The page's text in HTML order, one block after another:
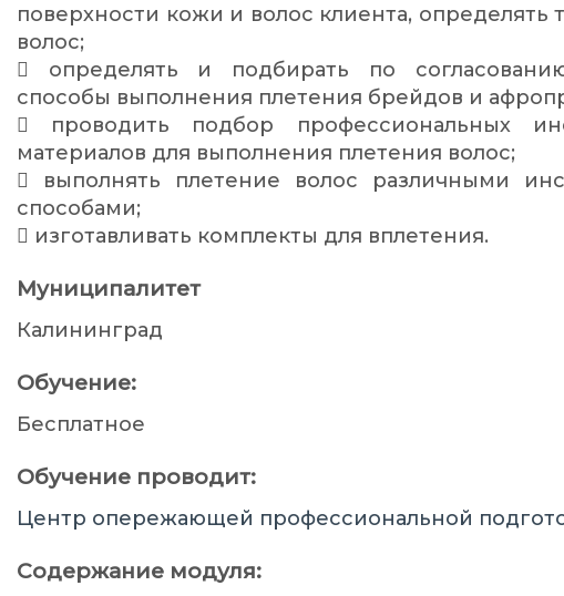
поверхности кожи и волос клиента, определять
волос;
 определять и подбирать по
способы выполнения плетения брейдов и
 проводить подбор профессиональных
материалов для выполнения плетения волос;
 выполнять плетение волос различными
способами;
 изготавливать комплекты для вплетения.
Муниципалитет
Калининград
Обучение:
Бесплатное
Обучение проводит:
Центр опережающей профессиональной
Содержание модуля: